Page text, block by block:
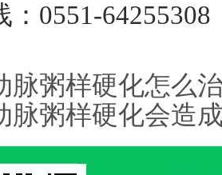
：0551-
脉粥样硬化怎么
脉粥样硬化会造